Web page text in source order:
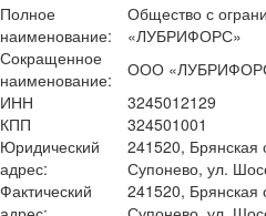
Полное
наименование:
Общество с
«ЛУБРИФОРС»
Сокращенное
наименование:
ООО
ИНН
3245012129
КПП
324501001
Юридический
адрес:
241520, Брянская
Супонево, ул.
Фактический
241520, Брянская